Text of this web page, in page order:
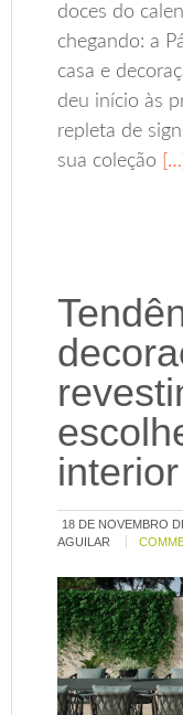
doces do
chegando: a
casa e
deu início às
repleta de
sua coleção […]
18 DE NOVEMBRO
AGUILAR